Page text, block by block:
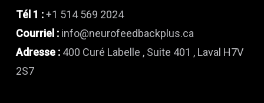
Tél 1 :+1 514 569 2024
Courriel : info@neurofeedbackplus.ca
Adresse : 400 Curé Labelle , Suite 401 , Laval H7V
2S7